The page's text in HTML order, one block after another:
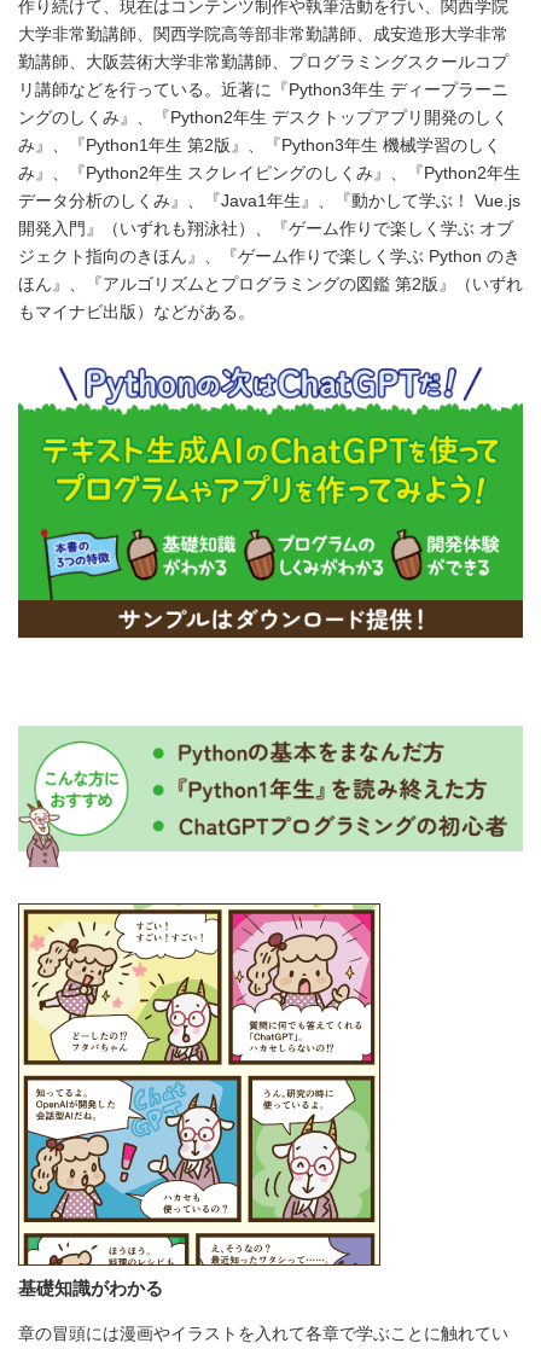
作り続けて、現在はコンテンツ制作や執筆活動を行い、関西学院
大学非常勤講師、関西学院高等部非常勤講師、成安造形大学非常
勤講師、大阪芸術大学非常勤講師、プログラミングスクールコプ
リ講師などを行っている。近著に『Python3年生 ディープラーニ
ングのしくみ』、『Python2年生 デスクトップアプリ開発のしく
み』、『Python1年生 第2版』、『Python3年生 機械学習のしく
み』、『Python2年生 スクレイピングのしくみ』、『Python2年生
データ分析のしくみ』、『Java1年生』、『動かして学ぶ！ Vue.js
開発入門』（いずれも翔泳社）、『ゲーム作りで楽しく学ぶ オブ
ジェクト指向のきほん』、『ゲーム作りで楽しく学ぶ Python のき
ほん』、『アルゴリズムとプログラミングの図鑑 第2版』（いずれ
もマイナビ出版）などがある。
基礎知識がわかる
章の冒頭には漫画やイラストを入れて各章で学ぶことに触れてい